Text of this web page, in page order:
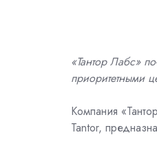
«Тантор Лабс»
приоритетными
Компания
Tantor,